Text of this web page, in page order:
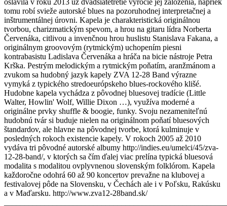
tomu robí svieže autorské blues na pozoruhodnej interpretačnej a
inštrumentálnej úrovni. Kapela je charakteristická originálnou
tvorbou, charizmatickým spevom, a hrou na gitaru lídra Norberta
Červenáka, citlivou a invenčnou hrou huslistu Stanislava Fakana, a
originálnym groovovým (rytmickým) uchopením piesni
kontrabasistu Ladislava Červenáka a hráča na bicie nástroje Petra
Krška. Pestrým melodickým a rytmickým poňatím, aranžmánom a
zvukom sa hudobný jazyk kapely ZVA 12-28 Band výrazne
vymyká z typického stredoeurópskeho blues-rockového klišé.
Hudobne kapela vychádza z pôvodnej bluesovej tradície (Little
Walter, Howlin' Wolf, Willie Dixon …), využíva moderné a
originálne prvky shuffle & boogie, funky. Svoju nezameniteľnú
hudobnú tvár si buduje nielen na originálnom poňatí bluesových
štandardov, ale hlavne na pôvodnej tvorbe, ktorá kulminuje v
posledných rokoch existencie kapely. V rokoch 2005 až 2010
vydáva tri pôvodné autorské albumy http://indies.eu/umelci/45/zva-
12-28-band/, v ktorých sa čím ďalej viac prelína typická bluesová
modalita s modalitou ovplyvnenou slovenským folklórom. Kapela
každoročne odohrá 60 až 90 koncertov prevažne na klubovej a
festivalovej pôde na Slovensku, v Čechách ale i v Poľsku, Rakúsku
a v Maďarsku. http://www.zva12-28band.sk/